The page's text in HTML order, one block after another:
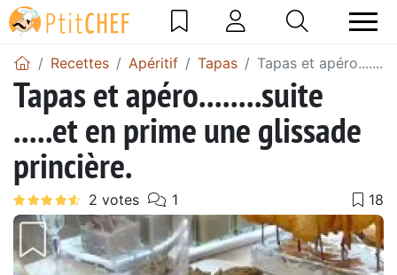
Recettes Apéritif Tapas Tapas et
Tapas et apéro........suite
.....et en prime une glissade
princière.